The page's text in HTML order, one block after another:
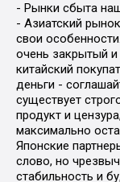
- Рынки сбыта
- Азиатский
свои
очень закрытый
китайский
деньги -
существует
продукт и
максимально
Японские
слово, но
стабильность и